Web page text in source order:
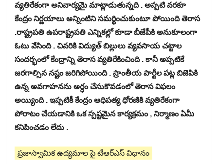
వ్యతిరేకంగా అనివార్యమై మాట్లాడుతున్నది . అప్పటి వరకూ
కేంద్రం నిర్ణయాలు అన్నింటిని సమర్థించుకుంటూ పోయింది తెరాస
.రాష్ట్రపతి ఉపరాష్ట్రపతి ఎన్నికల్లో కూడా బీజేపీకి అనుకూలంగా
ఓటు వేసింది . చివరికి విద్యుత్ బిల్లులు వ్యవసాయ చట్టాల
సందర్భంలో కేంద్రాన్ని తెరాస వ్యతిరేకించింది . కానీ అప్పటికే
జరగాల్సిన నష్టం జరిగిపోయింది . ప్రాంతీయ పార్టీల పట్ల బిజెపికి
ఉన్న అవగాహనను అర్ధం చేసుకొవడంలో తెరాస విఫలం
అయ్యింది . ఇప్పటికీ కేంద్రం ఆధిపత్య ధోరణికి వ్యతిరేకంగా
పోరాటం చేయడానికి ఒక స్పష్టమైన కార్యక్రమం , నిర్మాణం ఏమీ
కనిపించడం లేదు .
ప్రజాస్వామిక ఉద్యమాల పై టీఆర్ఎస్ విధానం